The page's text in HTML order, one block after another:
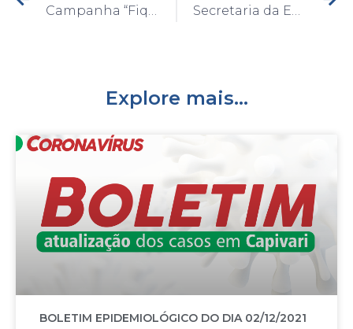
Explore mais...
BOLETIM EPIDEMIOLÓGICO DO DIA 02/12/2021